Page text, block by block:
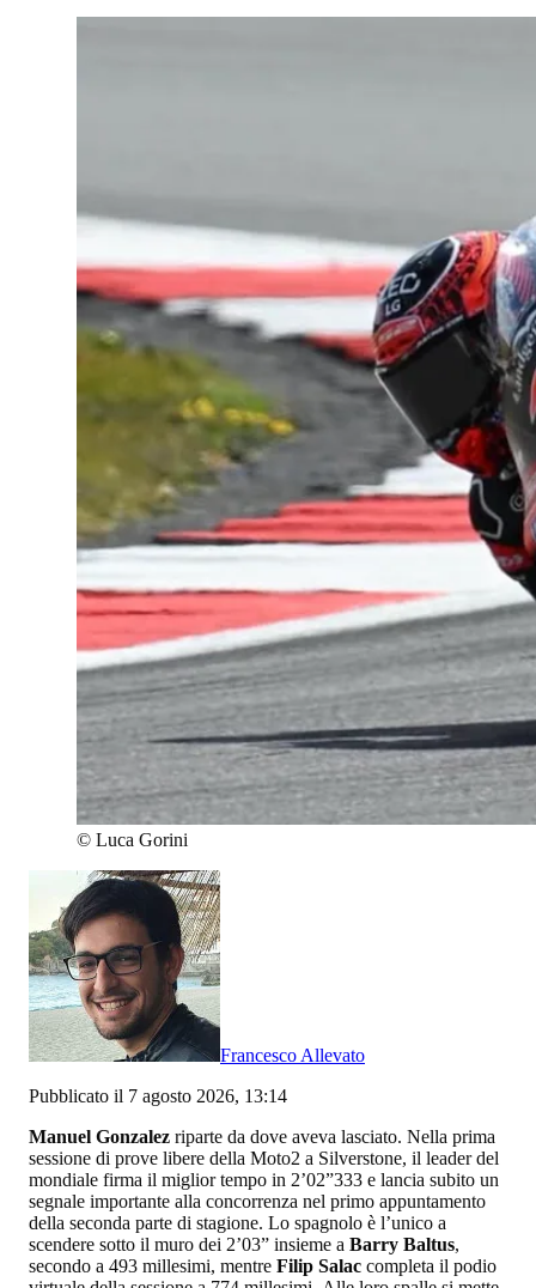
© Luca Gorini
Francesco Allevato
Pubblicato il 7 agosto 2026, 13:14
Manuel Gonzalez riparte da dove aveva lasciato. Nella prima
sessione di prove libere della Moto2 a Silverstone, il leader del
mondiale firma il miglior tempo in 2’02”333 e lancia subito un
segnale importante alla concorrenza nel primo appuntamento
della seconda parte di stagione. Lo spagnolo è l’unico a
scendere sotto il muro dei 2’03” insieme a Barry Baltus,
secondo a 493 millesimi, mentre Filip Salac completa il podio